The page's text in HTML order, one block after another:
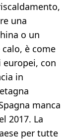
una
o un
è come
con
in
manca
2017. La
per tutte